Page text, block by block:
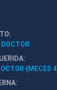
DOCTOR
(MECES